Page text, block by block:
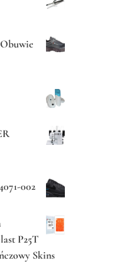
002
P25T
Skins